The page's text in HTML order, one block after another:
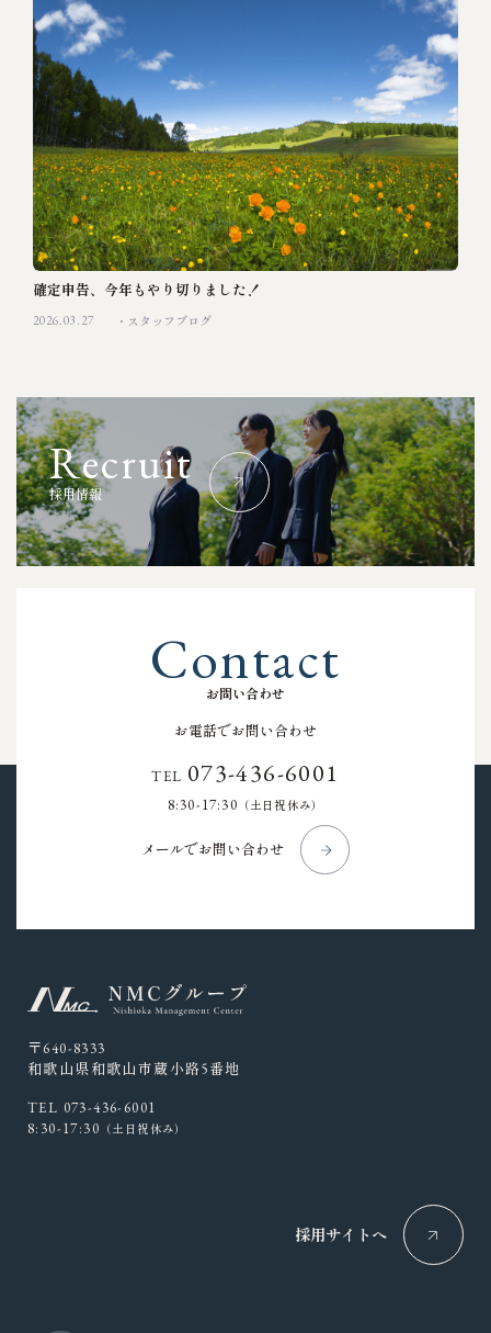
確定申告、今年もやり切りました！
2026.03.27 スタッフブログ
採用情報
Recruit
お問い合わせ
Contact
お電話でお問い合わせ
TEL 073-436-6001
8:30-17:30 （土日祝休み）
メールでお問い合わせ
〒640-8333
和歌山県和歌山市蔵小路5番地
TEL 073-436-6001
8:30-17:30 （土日祝休み）
採用サイトへ